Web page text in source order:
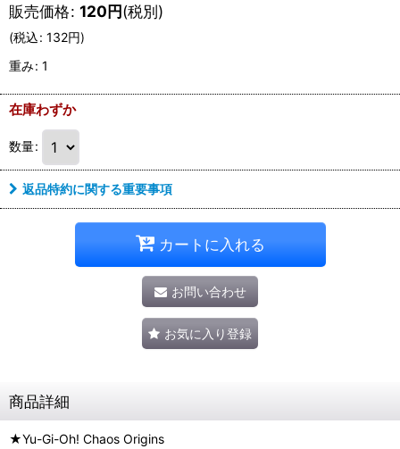
販売価格: 120円(税別)
(税込: 132円)
重み: 1
在庫わずか
数量:
返品特約に関する重要事項
カートに入れる
お問い合わせ
お気に入り登録
商品詳細
★Yu-Gi-Oh! Chaos Origins